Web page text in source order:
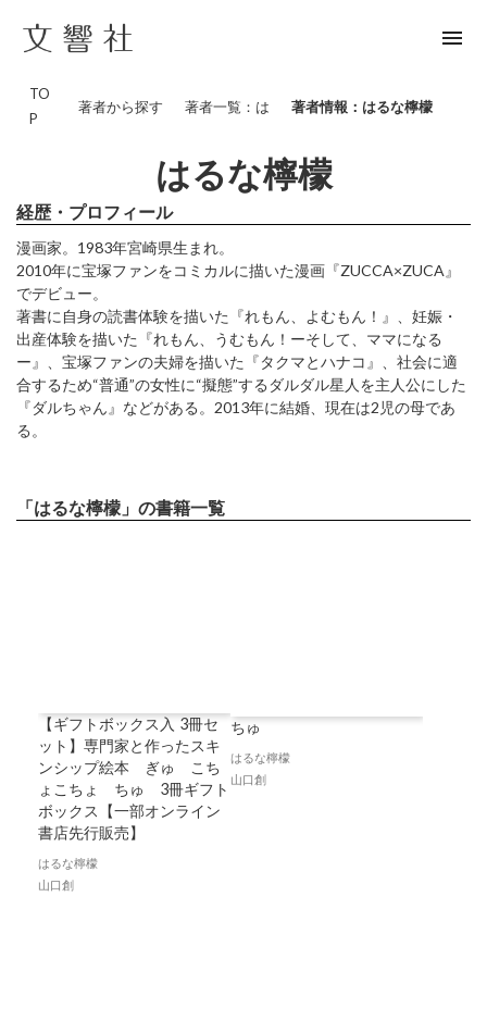
menu
TO
P
著者から探す 著者一覧：は 著者情報：はるな檸檬
はるな檸檬
経歴・プロフィール
漫画家。1983年宮崎県生まれ。
2010年に宝塚ファンをコミカルに描いた漫画『ZUCCA×ZUCA』
でデビュー。
著書に自身の読書体験を描いた『れもん、よむもん！』、妊娠・
出産体験を描いた『れもん、うむもん！ーそして、ママになる
ー』、宝塚ファンの夫婦を描いた『タクマとハナコ』、社会に適
合するため“普通”の女性に“擬態”するダルダル星人を主人公にした
『ダルちゃん』などがある。2013年に結婚、現在は2児の母であ
る。
「はるな檸檬」の書籍一覧
【ギフトボックス入 3冊セ
ット】専門家と作ったスキ
ンシップ絵本 ぎゅ こち
ょこちょ ちゅ 3冊ギフト
ボックス【一部オンライン
書店先行販売】
はるな檸檬
山口創
ちゅ
はるな檸檬
山口創